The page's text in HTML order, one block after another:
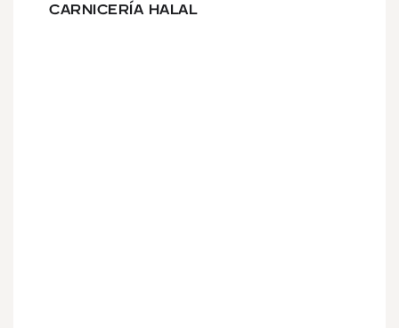
CARNICERÍA HALAL